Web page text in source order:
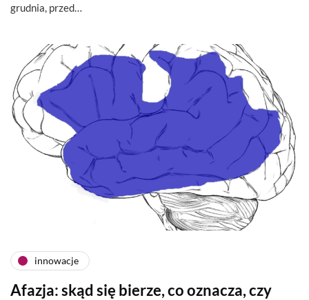
grudnia, przed…
innowacje
Afazja: skąd się bierze, co oznacza, czy